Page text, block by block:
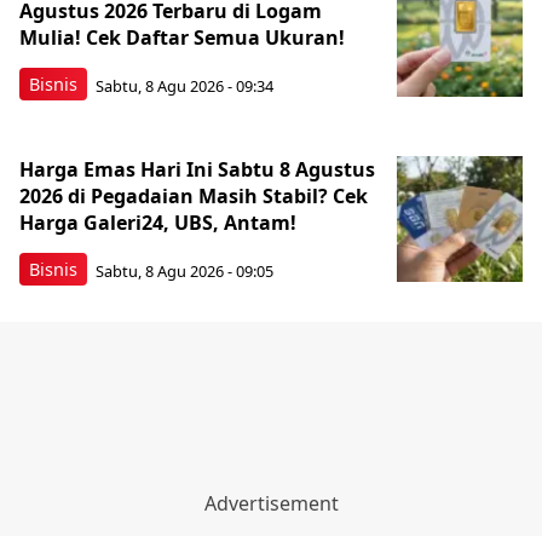
Bisnis
Agustus 2026 Terbaru di Logam
Mulia! Cek Daftar Semua Ukuran!
Sabtu, 8 Agu 2026 - 09:34
Bisnis
Harga Emas Hari Ini Sabtu 8 Agustus
2026 di Pegadaian Masih Stabil? Cek
Harga Galeri24, UBS, Antam!
Sabtu, 8 Agu 2026 - 09:05